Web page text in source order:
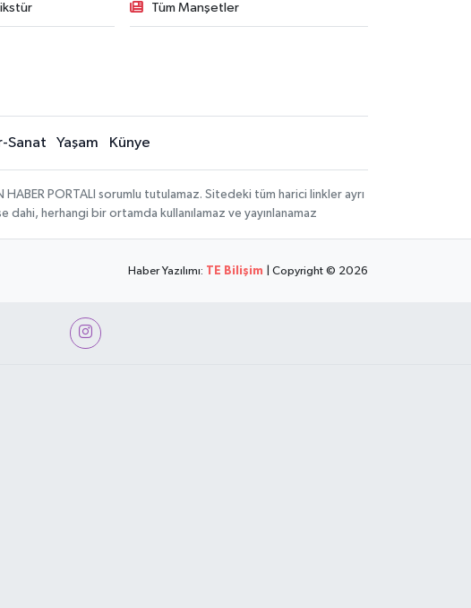
Tüm Manşetler
Sanat Yaşam Künye
PORTALI sorumlu tutulamaz. Sitedeki tüm harici linkler ayrı
dahi, herhangi bir ortamda kullanılamaz ve yayınlanamaz
Haber Yazılımı: TE Bilişim | Copyright © 2026